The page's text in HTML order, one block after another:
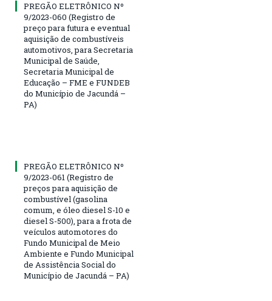
PREGÃO ELETRÔNICO Nº
9/2023-060 (Registro de
preço para futura e eventual
aquisição de combustíveis
automotivos, para Secretaria
Municipal de Saúde,
Secretaria Municipal de
Educação – FME e FUNDEB
do Município de Jacundá –
PA)
PREGÃO ELETRÔNICO Nº
9/2023-061 (Registro de
preços para aquisição de
combustível (gasolina
comum, e óleo diesel S-10 e
diesel S-500), para a frota de
veículos automotores do
Fundo Municipal de Meio
Ambiente e Fundo Municipal
de Assistência Social do
Município de Jacundá – PA)